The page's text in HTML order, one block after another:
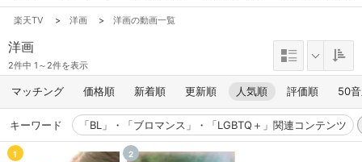
楽天TV > 洋画 > 洋画の動画一覧
洋画
2件中 1～2件を表示
マッチング 価格順 新着順 更新順 人気順 評価順 50
キーワード 「BL」・「ブロマンス」・「LGBTQ＋」関連コンテンツ
1 2